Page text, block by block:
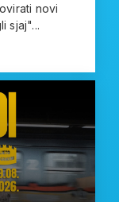
novi
sjaj"...